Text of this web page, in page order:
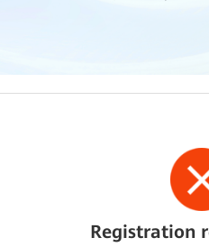
Registration